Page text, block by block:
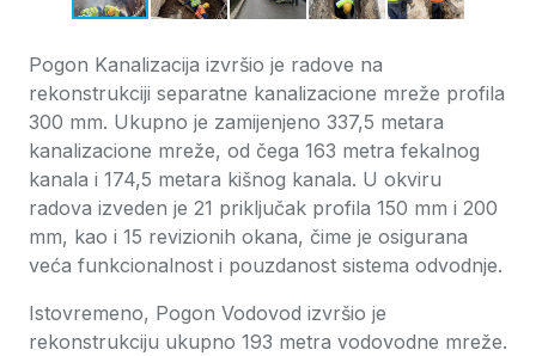
Pogon Kanalizacija izvršio je radove na
rekonstrukciji separatne kanalizacione mreže profila
300 mm. Ukupno je zamijenjeno 337,5 metara
kanalizacione mreže, od čega 163 metra fekalnog
kanala i 174,5 metara kišnog kanala. U okviru
radova izveden je 21 priključak profila 150 mm i 200
mm, kao i 15 revizionih okana, čime je osigurana
veća funkcionalnost i pouzdanost sistema odvodnje.
Istovremeno, Pogon Vodovod izvršio je
rekonstrukciju ukupno 193 metra vodovodne mreže.